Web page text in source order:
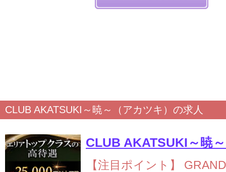
CLUB AKATSUKI～暁～（アカツキ）の求人
【注目ポイント】